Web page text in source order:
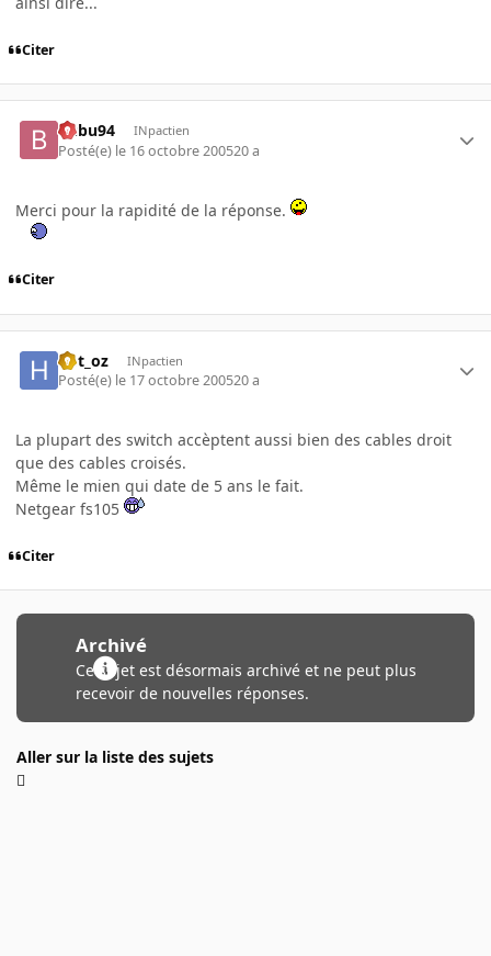
Citer
Bubu94 INpactien
Posté(e) le 16 octobre 200520 a
Merci pour la rapidité de la réponse.
Citer
hbt_oz INpactien
Posté(e) le 17 octobre 200520 a
La plupart des switch accèptent aussi bien des cables droit
que des cables croisés.
Même le mien qui date de 5 ans le fait.
Netgear fs105
Citer
Archivé
Ce sujet est désormais archivé et ne peut plus
recevoir de nouvelles réponses.
Aller sur la liste des sujets